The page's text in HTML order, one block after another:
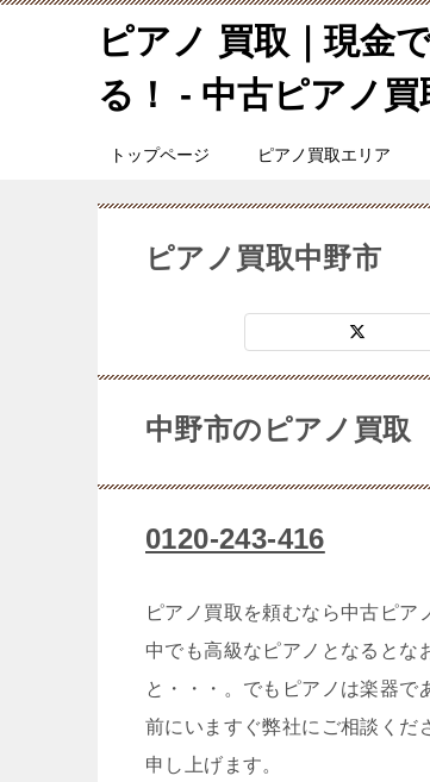
ピアノ 買取｜現金
る！ - 中古ピアノ
トップページ ピアノ買取エリア
ピアノ買取中野市
中野市のピアノ買取
0120-243-416
ピアノ買取を頼むなら中古ピ
中でも高級なピアノとなるとな
と・・・。でもピアノは楽器で
前にいますぐ弊社にご相談くだ
申し上げます。